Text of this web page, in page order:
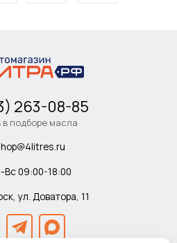
263-08-85
подборе масла
Вс 09:00-18:00
ул. Доватора, 11